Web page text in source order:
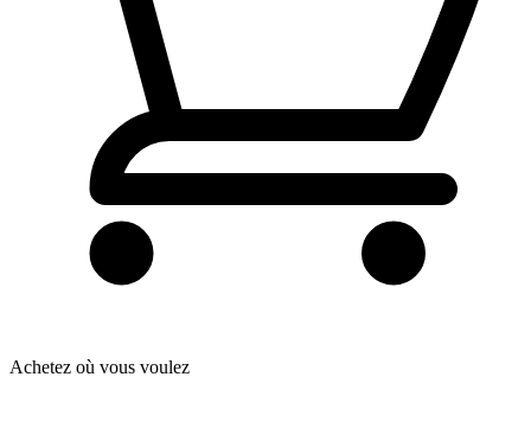
Achetez où vous voulez